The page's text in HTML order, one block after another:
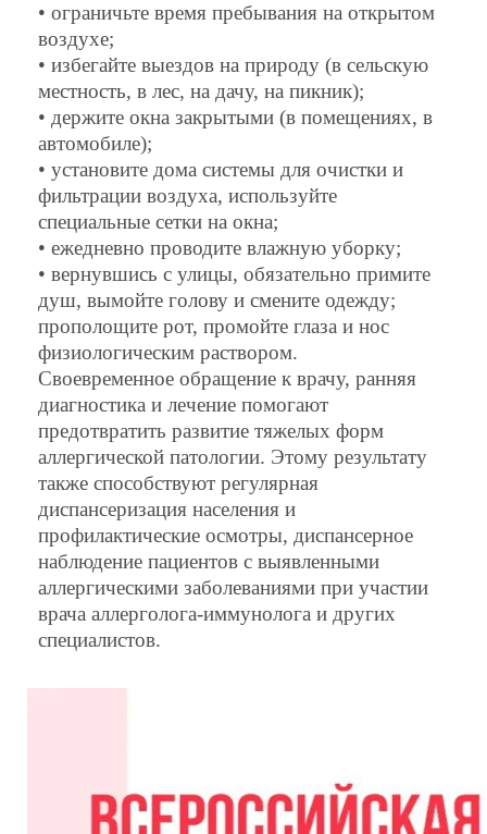
• ограничьте время пребывания на открытом
воздухе;
• избегайте выездов на природу (в сельскую
местность, в лес, на дачу, на пикник);
• держите окна закрытыми (в помещениях, в
автомобиле);
• установите дома системы для очистки и
фильтрации воздуха, используйте
специальные сетки на окна;
• ежедневно проводите влажную уборку;
• вернувшись с улицы, обязательно примите
душ, вымойте голову и смените одежду;
прополощите рот, промойте глаза и нос
физиологическим раствором.
Своевременное обращение к врачу, ранняя
диагностика и лечение помогают
предотвратить развитие тяжелых форм
аллергической патологии. Этому результату
также способствуют регулярная
диспансеризация населения и
профилактические осмотры, диспансерное
наблюдение пациентов с выявленными
аллергическими заболеваниями при участии
врача аллерголога-иммунолога и других
специалистов.